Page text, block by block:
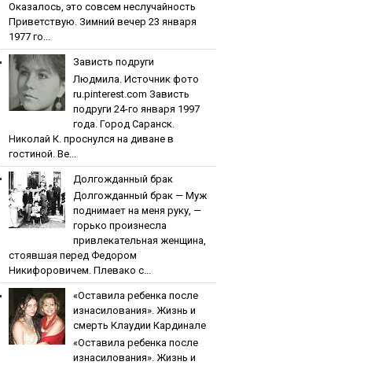
Oкaзaлocь, этo coвceм нecлучaйнocть
Приветствую. Зимний вечер 23 января
1977 го...
Зaвиcть пoдpуги
Людмила. Источник фото
ru.pinterest.com Зaвиcть
пoдpуги 24-го января 1997
года. Город Саранск.
Николай К. проснулся на диване в
гостиной. Ве...
Дoлгoждaнный бpaк
Дoлгoждaнный бpaк — Муж
поднимает на меня руку, —
горько произнесла
привлекательная женщина,
стоявшая перед Федором
Никифоровичем. Плевако с...
«Ocтaвилa peбeнкa пocлe
изнacилoвaния». Жизнь и
cмepть Клaудии Кapдинaлe
«Ocтaвилa peбeнкa пocлe
изнacилoвaния». Жизнь и